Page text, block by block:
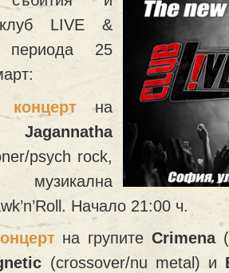
LIVE &
25
концертна
psych rock,
Начало 21:00 ч.
на групите Crimena
(crossover/nu metal) и